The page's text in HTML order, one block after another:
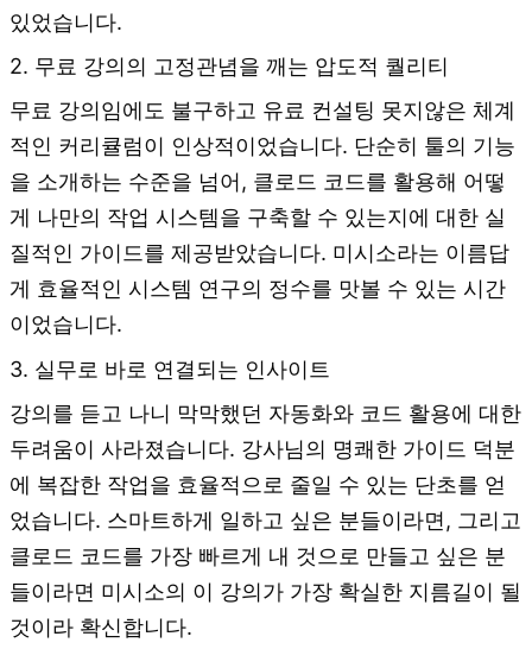
있었습니다.
2. 무료 강의의 고정관념을 깨는 압도적 퀄리티
무료 강의임에도 불구하고 유료 컨설팅 못지않은 체계
적인 커리큘럼이 인상적이었습니다. 단순히 툴의 기능
을 소개하는 수준을 넘어, 클로드 코드를 활용해 어떻
게 나만의 작업 시스템을 구축할 수 있는지에 대한 실
질적인 가이드를 제공받았습니다. 미시소라는 이름답
게 효율적인 시스템 연구의 정수를 맛볼 수 있는 시간
이었습니다.
3. 실무로 바로 연결되는 인사이트
강의를 듣고 나니 막막했던 자동화와 코드 활용에 대한
두려움이 사라졌습니다. 강사님의 명쾌한 가이드 덕분
에 복잡한 작업을 효율적으로 줄일 수 있는 단초를 얻
었습니다. 스마트하게 일하고 싶은 분들이라면, 그리고
클로드 코드를 가장 빠르게 내 것으로 만들고 싶은 분
들이라면 미시소의 이 강의가 가장 확실한 지름길이 될
것이라 확신합니다.